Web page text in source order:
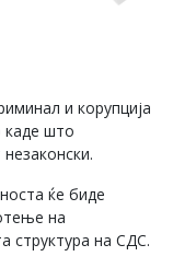
и корупција
каде што
ќе биде
на
структура на СДС.